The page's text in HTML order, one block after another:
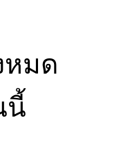
หมด
นี้